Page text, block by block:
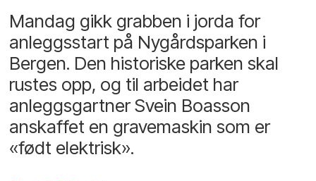
Mandag gikk grabben i jorda for
anleggsstart på Nygårdsparken i
Bergen. Den historiske parken skal
rustes opp, og til arbeidet har
anleggsgartner Svein Boasson
anskaffet en gravemaskin som er
«født elektrisk».